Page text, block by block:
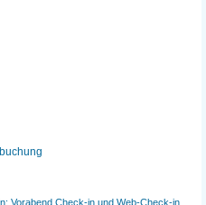
Vorabend Check-in und Web-Check-in